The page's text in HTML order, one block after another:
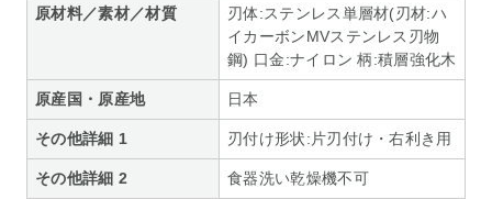
原材料／素材／材質
刃体:ステンレス単層材(刃材:ハ
イカーボンMVステンレス刃物
鋼) 口金:ナイロン 柄:積層強化木
原産国・原産地 日本
その他詳細 1 刃付け形状:片刃付け・右利き用
その他詳細 2 食器洗い乾燥機不可